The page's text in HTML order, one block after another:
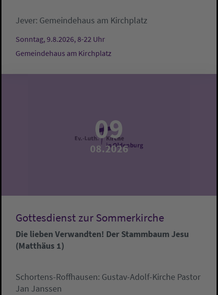
Jever: Gemeindehaus am Kirchplatz
Sonntag, 9.8.2026, 8-22 Uhr
Gemeindehaus am Kirchplatz
09
08.2026
Gottesdienst zur Sommerkirche
Die lieben Verwandten! Der Stammbaum Jesu
(Matthäus 1)
Schortens-Roffhausen: Gustav-Adolf-Kirche Pastor
Jan Janssen